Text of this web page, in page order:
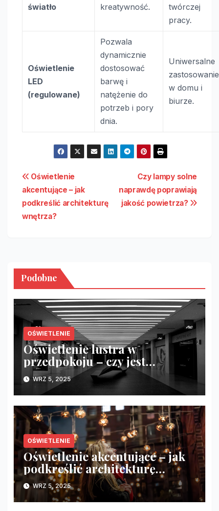
światło
kreatywność.
twórczej
pracy.
Oświetlenie
LED
(regulowane)
Pozwala
dynamicznie
dostosować
barwę i
natężenie do
potrzeb i pory
dnia.
Uniwersalne
zastosowanie
w domu i
biurze.
Nawigacja
wpisu
Czy lampy solne
naprawdę poprawiają
jakość powietrza?
Oświetlenie
akcentujące – jak
podkreślić architekturę
wnętrza?
Podobne
OŚWIETLENIE
Oświetlenie lustra w
przedpokoju – czy jest
naprawdę konieczne?
WRZ 5, 2025
OŚWIETLENIE
Oświetlenie akcentujące – jak
podkreślić architekturę
wnętrza?
WRZ 5, 2025